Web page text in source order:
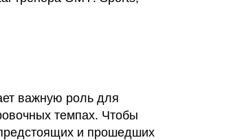
важную роль для
темпах. Чтобы
и прошедших